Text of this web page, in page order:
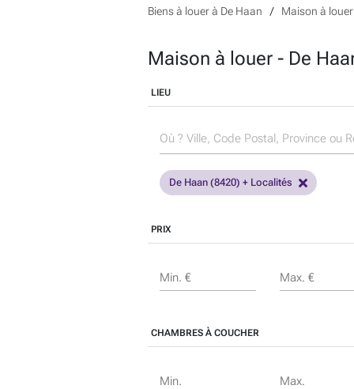
Biens à louer à De Haan Maison à
Maison à louer - De
LIEU
De Haan (8420) + Localités
PRIX
Min. € Max. €
CHAMBRES À COUCHER
Min. Max.